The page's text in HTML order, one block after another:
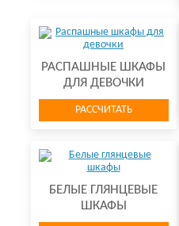
РАСПАШНЫЕ ШКАФЫ
ДЛЯ ДЕВОЧКИ
РАССЧИТАТЬ
БЕЛЫЕ ГЛЯНЦЕВЫЕ
ШКАФЫ